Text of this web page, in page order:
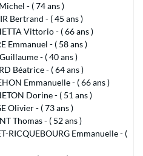
- ( 74 ans )
Bertrand - ( 45 ans )
Vittorio - ( 66 ans )
Emmanuel - ( 58 ans )
- ( 40 ans )
Béatrice - ( 64 ans )
Emmanuelle - ( 66 ans )
Dorine - ( 51 ans )
Olivier - ( 73 ans )
Thomas - ( 52 ans )
RICQUEBOURG Emmanuelle - (